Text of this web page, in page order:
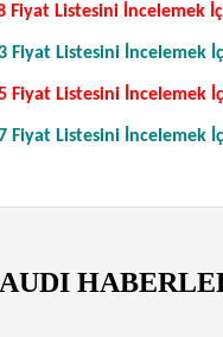
Fiyat Listesini İncelemek
Fiyat Listesini İncelemek
Fiyat Listesini İncelemek
Fiyat Listesini İncelemek
AUDI